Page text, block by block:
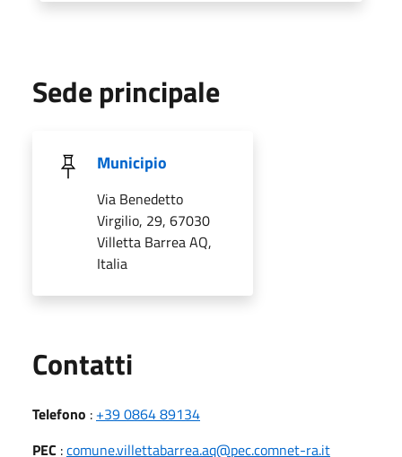
Sede principale
Municipio
Via Benedetto
Virgilio, 29, 67030
Villetta Barrea AQ,
Italia
Contatti
Telefono : +39 0864 89134
PEC :comune.villettabarrea.aq@pec.comnet-ra.it